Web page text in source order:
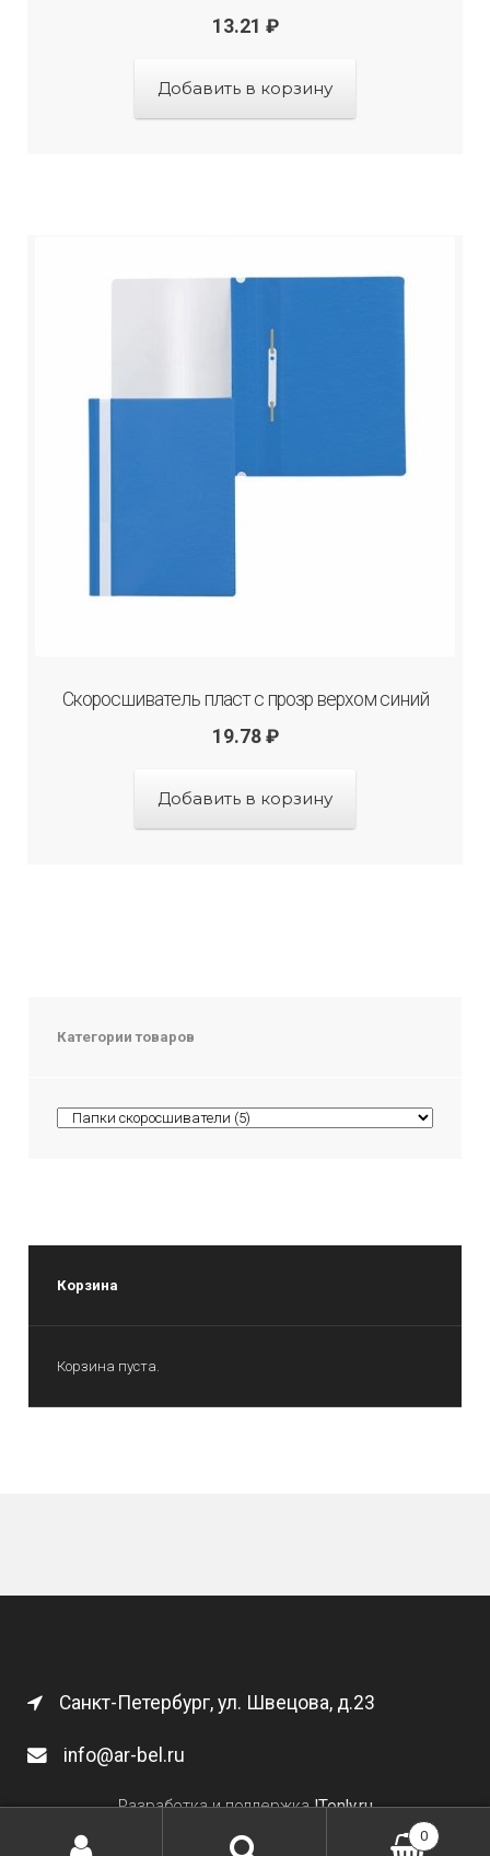
13.21 ₽
Добавить в корзину
Скоросшиватель пласт с прозр верхом синий
19.78 ₽
Добавить в корзину
Категории товаров
Корзина
Корзина пуста.
Санкт-Петербург, ул. Швецова, д.23
info@ar-bel.ru
Разработка и поддержкаITonly.ru
0